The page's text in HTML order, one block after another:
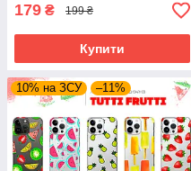
179 ₴ 199 ₴
Купити
10% на ЗСУ –11%